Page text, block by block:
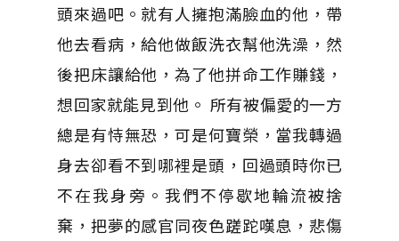
頭來過吧。就有人擁抱滿臉血的他，帶
他去看病，給他做飯洗衣幫他洗澡，然
後把床讓給他，為了他拼命工作賺錢，
想回家就能見到他。 所有被偏愛的一方
總是有恃無恐，可是何寶榮，當我轉過
身去卻看不到哪裡是頭，回過頭時你已
不在我身旁。我們不停歇地輪流被捨
棄，把夢的感官同夜色蹉跎嘆息，悲傷